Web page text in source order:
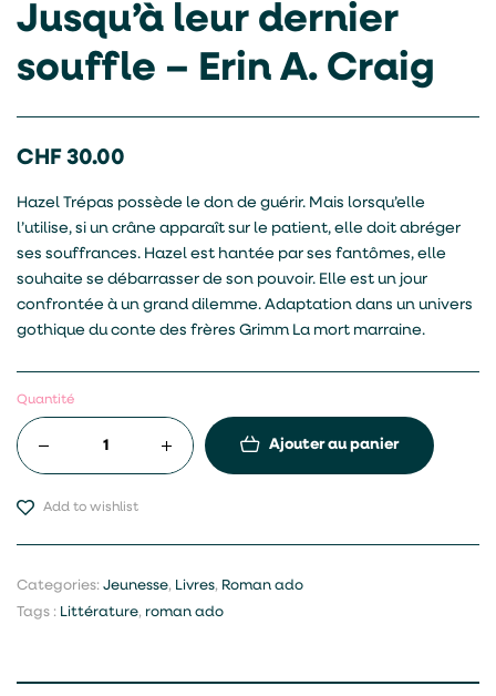
Jusqu’à leur dernier
souffle – Erin A. Craig
CHF 30.00
Hazel Trépas possède le don de guérir. Mais lorsqu’elle
l’utilise, si un crâne apparaît sur le patient, elle doit abréger
ses souffrances. Hazel est hantée par ses fantômes, elle
souhaite se débarrasser de son pouvoir. Elle est un jour
confrontée à un grand dilemme. Adaptation dans un univers
gothique du conte des frères Grimm La mort marraine.
Quantité
Ajouter au panier
Add to wishlist
Categories: Jeunesse, Livres, Roman ado
Tags : Littérature, roman ado